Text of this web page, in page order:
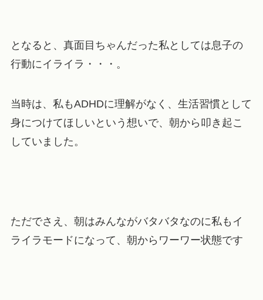
となると、真面目ちゃんだった私としては息子の
行動にイライラ・・・。
当時は、私もADHDに理解がなく、生活習慣として
身につけてほしいという想いで、朝から叩き起こ
していました。
ただでさえ、朝はみんながバタバタなのに私もイ
ライラモードになって、朝からワーワー状態です